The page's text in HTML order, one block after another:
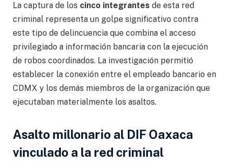
La captura de los cinco integrantes de esta red
criminal representa un golpe significativo contra
este tipo de delincuencia que combina el acceso
privilegiado a información bancaria con la ejecución
de robos coordinados. La investigación permitió
establecer la conexión entre el empleado bancario en
CDMX y los demás miembros de la organización que
ejecutaban materialmente los asaltos.
Asalto millonario al DIF Oaxaca
vinculado a la red criminal